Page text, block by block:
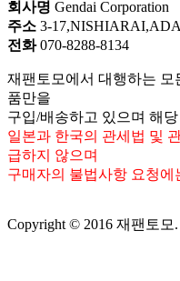
회사명 Gendai Corporation
주소 3-
전화070-8288-8134
재팬토모에서 대행하는
품만을
구입/배송하고 있으며 해
일본과 한국의 관세법 및
급하지 않으며
구매자의 불법사항 요청에
Copyright © 2016 재팬토모.